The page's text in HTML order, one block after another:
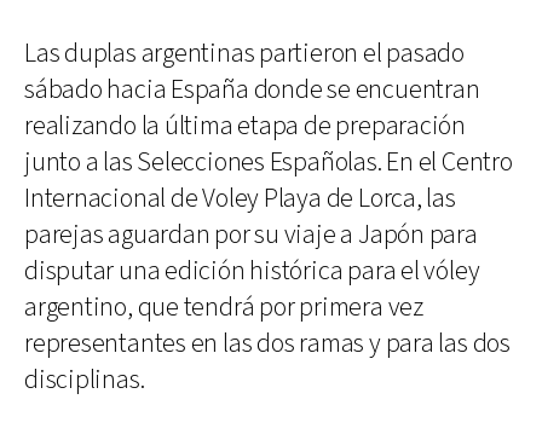
Las duplas argentinas partieron el pasado
sábado hacia España donde se encuentran
realizando la última etapa de preparación
junto a las Selecciones Españolas. En el Centro
Internacional de Voley Playa de Lorca, las
parejas aguardan por su viaje a Japón para
disputar una edición histórica para el vóley
argentino, que tendrá por primera vez
representantes en las dos ramas y para las dos
disciplinas.